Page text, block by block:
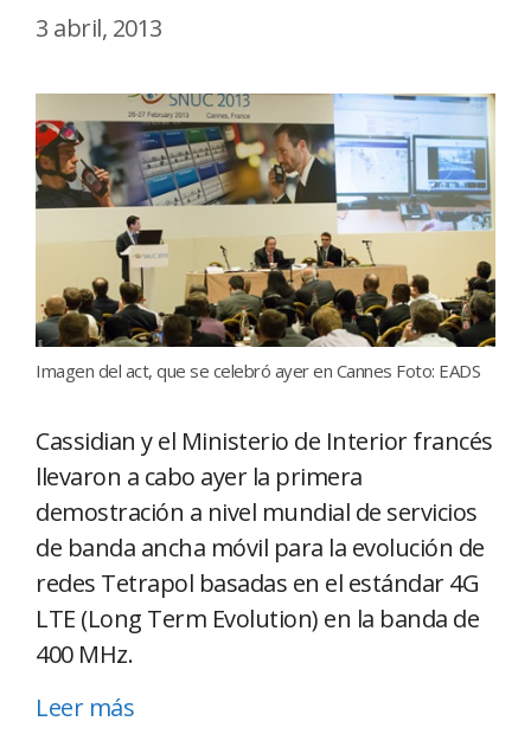
3 abril, 2013
Imagen del act, que se celebró ayer en Cannes Foto: EADS
Cassidian y el Ministerio de Interior francés
llevaron a cabo ayer la primera
demostración a nivel mundial de servicios
de banda ancha móvil para la evolución de
redes Tetrapol basadas en el estándar 4G
LTE (Long Term Evolution) en la banda de
400 MHz.
Leer más